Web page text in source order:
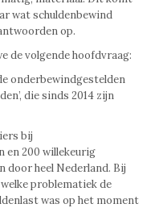
wat schuldenbewind
op.
de volgende hoofdvraag:
onderbewindgestelden
die sinds 2014 zijn
bij
en 200 willekeurig
heel Nederland. Bij
problematiek de
was op het moment